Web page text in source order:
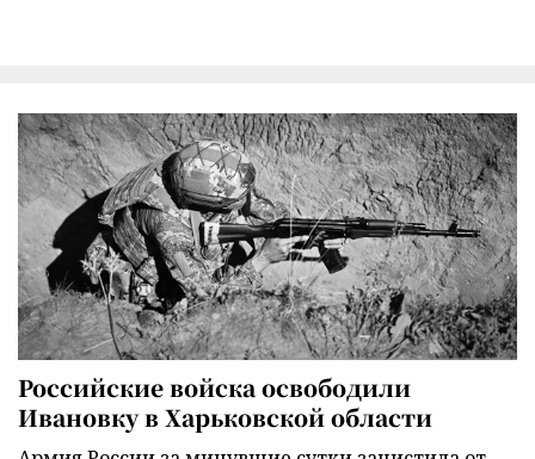
Российские войска освободили
Ивановку в Харьковской области